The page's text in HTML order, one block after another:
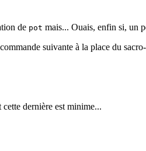
de pot mais... Ouais, enfin si, un
suivante à la place du
dernière est minime...